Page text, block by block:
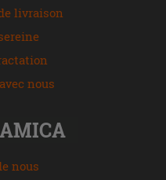
livraison
nous
nous